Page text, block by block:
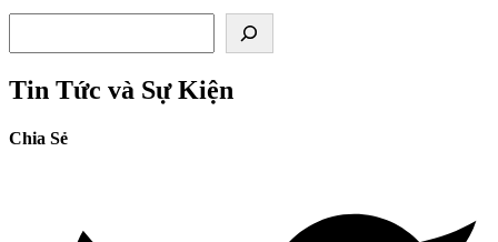
Tin Tức và Sự Kiện
Chia Sẻ